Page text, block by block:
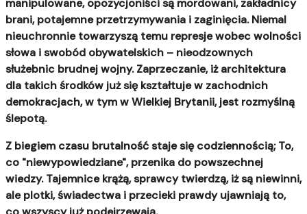
manipulowane, opozycjoniści są mordowani, zakładnicy
brani, potajemne przetrzymywania i zaginięcia. Niemal
nieuchronnie towarzyszą temu represje wobec wolności
słowa i swobód obywatelskich – nieodzownych
służebnic brudnej wojny. Zaprzeczanie, iż architektura
dla takich środków już się kształtuje w zachodnich
demokracjach, w tym w Wielkiej Brytanii, jest rozmyślną
ślepotą.
Z biegiem czasu brutalność staje się codziennością; To,
co "niewypowiedziane", przenika do powszechnej
wiedzy.Tajemnice krążą, sprawcy twierdzą, iż są niewinni,
ale plotki, świadectwa i przecieki prawdy ujawniają to,